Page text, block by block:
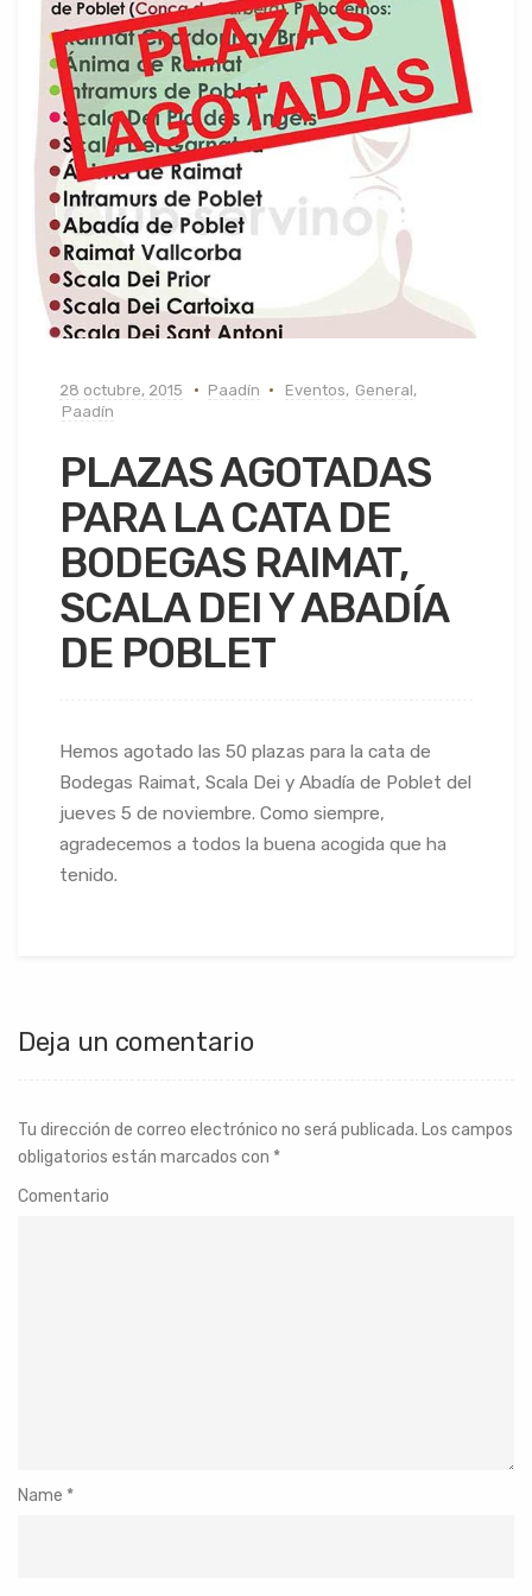
28 octubre, 2015 Paadín Eventos, General,
Paadín
PLAZAS AGOTADAS
PARA LA CATA DE
BODEGAS RAIMAT,
SCALA DEI Y ABADÍA
DE POBLET
Hemos agotado las 50 plazas para la cata de
Bodegas Raimat, Scala Dei y Abadía de Poblet del
jueves 5 de noviembre. Como siempre,
agradecemos a todos la buena acogida que ha
tenido.
Deja un comentario
Tu dirección de correo electrónico no será publicada. Los campos
obligatorios están marcados con *
Comentario
Name *